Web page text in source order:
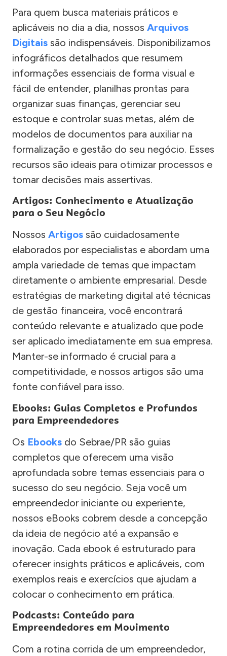
Para quem busca materiais práticos e
aplicáveis no dia a dia, nossos Arquivos
Digitais são indispensáveis. Disponibilizamos
infográficos detalhados que resumem
informações essenciais de forma visual e
fácil de entender, planilhas prontas para
organizar suas finanças, gerenciar seu
estoque e controlar suas metas, além de
modelos de documentos para auxiliar na
formalização e gestão do seu negócio. Esses
recursos são ideais para otimizar processos e
tomar decisões mais assertivas.
Artigos: Conhecimento e Atualização
para o Seu Negócio
Nossos Artigos são cuidadosamente
elaborados por especialistas e abordam uma
ampla variedade de temas que impactam
diretamente o ambiente empresarial. Desde
estratégias de marketing digital até técnicas
de gestão financeira, você encontrará
conteúdo relevante e atualizado que pode
ser aplicado imediatamente em sua empresa.
Manter-se informado é crucial para a
competitividade, e nossos artigos são uma
fonte confiável para isso.
Ebooks: Guias Completos e Profundos
para Empreendedores
Os Ebooks do Sebrae/PR são guias
completos que oferecem uma visão
aprofundada sobre temas essenciais para o
sucesso do seu negócio. Seja você um
empreendedor iniciante ou experiente,
nossos eBooks cobrem desde a concepção
da ideia de negócio até a expansão e
inovação. Cada ebook é estruturado para
oferecer insights práticos e aplicáveis, com
exemplos reais e exercícios que ajudam a
colocar o conhecimento em prática.
Podcasts: Conteúdo para
Empreendedores em Movimento
Com a rotina corrida de um empreendedor,